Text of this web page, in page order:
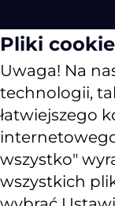
Pliki
Uwaga! Na
technologii,
łatwiejszego
wszystko"
wszystkich